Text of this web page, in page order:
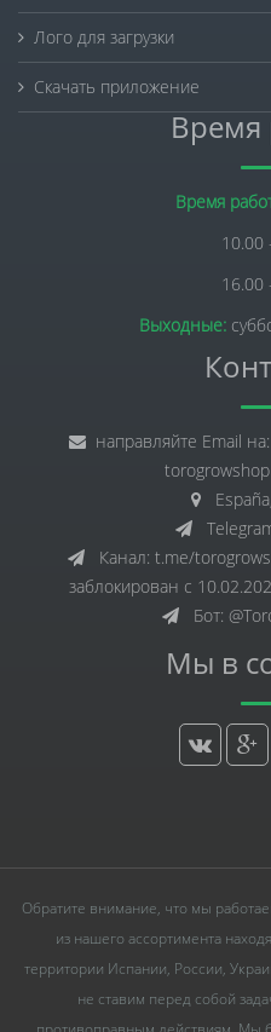
Лого для загрузки
Скачать приложение
Время
Время
10.00
16.00
Выходные:
направляйте Email
España,
Канал: t.me/
заблокирован с
Бот:
Мы в
Обратите внимание, что мы
из нашего ассортимента
территории Испании, России,
не ставим перед собой